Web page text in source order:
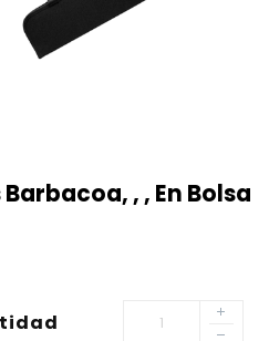
, , En Bolsa